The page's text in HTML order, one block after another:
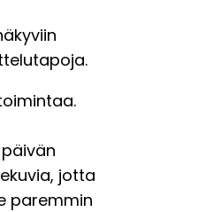
jotta
paremmin